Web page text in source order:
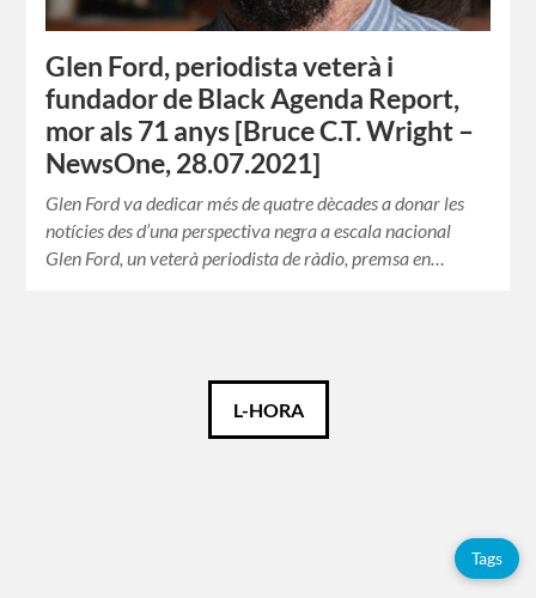
Glen Ford, periodista veterà i
fundador de Black Agenda Report,
mor als 71 anys [Bruce C.T. Wright –
NewsOne, 28.07.2021]
Glen Ford va dedicar més de quatre dècades a donar les
notícies des d’una perspectiva negra a escala nacional
Glen Ford, un veterà periodista de ràdio, premsa en…
L-HORA
Tags